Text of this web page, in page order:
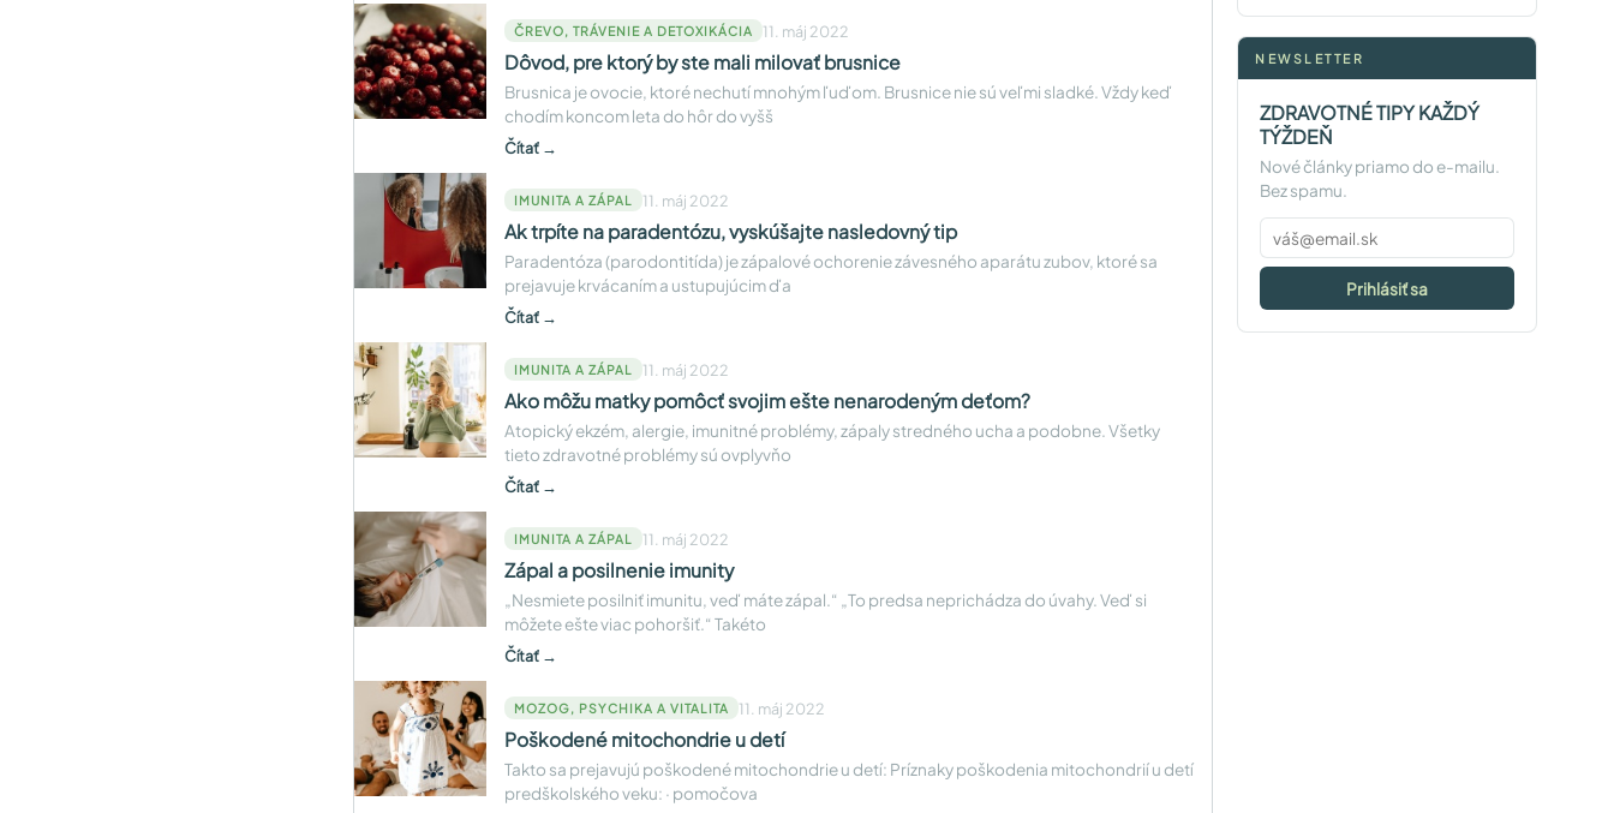
ČREVO, TRÁVENIE A DETOXIKÁCIA 11. máj 2022
Dôvod, pre ktorý by ste mali milovať brusnice
Brusnica je ovocie, ktoré nechutí mnohým ľuďom. Brusnice nie sú veľmi sladké. Vždy keď
chodím koncom leta do hôr do vyšš
Čítať →
IMUNITA A ZÁPAL 11. máj 2022
Ak trpíte na paradentózu, vyskúšajte nasledovný tip
Paradentóza (parodontitída) je zápalové ochorenie závesného aparátu zubov, ktoré sa
prejavuje krvácaním a ustupujúcim ďa
Čítať →
IMUNITA A ZÁPAL 11. máj 2022
Ako môžu matky pomôcť svojim ešte nenarodeným deťom?
Atopický ekzém, alergie, imunitné problémy, zápaly stredného ucha a podobne. Všetky
tieto zdravotné problémy sú ovplyvňo
Čítať →
IMUNITA A ZÁPAL 11. máj 2022
Zápal a posilnenie imunity
„Nesmiete posilniť imunitu, veď máte zápal.“ „To predsa neprichádza do úvahy. Veď si
môžete ešte viac pohoršiť.“ Takéto
Čítať →
MOZOG, PSYCHIKA A VITALITA 11. máj 2022
Poškodené mitochondrie u detí
Takto sa prejavujú poškodené mitochondrie u detí: Príznaky poškodenia mitochondrií u detí
predškolského veku: · pomočova
NEWSLETTER
ZDRAVOTNÉ TIPY KAŽDÝ
TÝŽDEŇ
Nové články priamo do e-mailu.
Bez spamu.
Prihlásiť sa